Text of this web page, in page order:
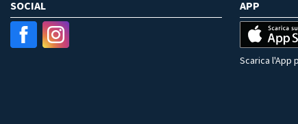
SOCIAL APP
Scarica l'App